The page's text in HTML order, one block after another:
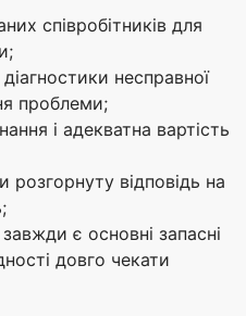
співробітників для
несправної
проблеми;
і адекватна вартість
відповідь на
є основні запасні
довго чекати